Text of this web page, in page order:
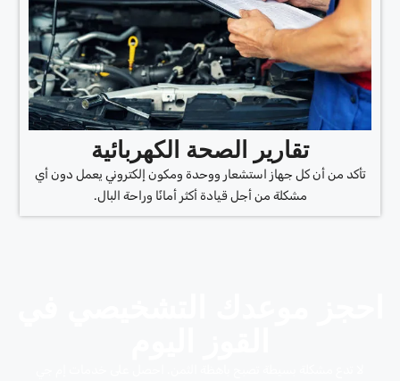
تقارير الصحة الكهربائية
تأكد من أن كل جهاز استشعار ووحدة ومكون إلكتروني يعمل دون أي
مشكلة من أجل قيادة أكثر أمانًا وراحة البال.